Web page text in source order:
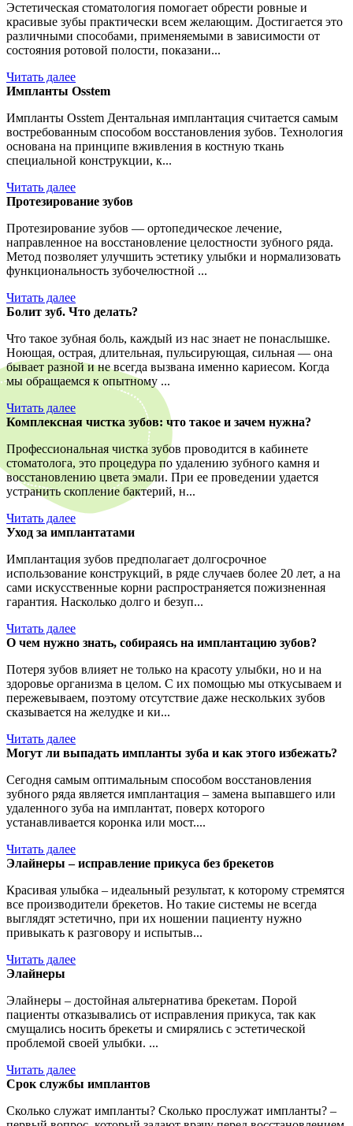
Эстетическая стоматология помогает обрести ровные и
красивые зубы практически всем желающим. Достигается это
различными способами, применяемыми в зависимости от
состояния ротовой полости, показани...
Читать далее
Импланты Osstem
Импланты Osstem Дентальная имплантация считается самым
востребованным способом восстановления зубов. Технология
основана на принципе вживления в костную ткань
специальной конструкции, к...
Читать далее
Протезирование зубов
Протезирование зубов — ортопедическое лечение,
направленное на восстановление целостности зубного ряда.
Метод позволяет улучшить эстетику улыбки и нормализовать
функциональность зубочелюстной ...
Читать далее
Болит зуб. Что делать?
Что такое зубная боль, каждый из нас знает не понаслышке.
Ноющая, острая, длительная, пульсирующая, сильная — она
бывает разной и не всегда вызвана именно кариесом. Когда
мы обращаемся к опытному ...
Читать далее
Комплексная чистка зубов: что такое и зачем нужна?
Профессиональная чистка зубов проводится в кабинете
стоматолога, это процедура по удалению зубного камня и
восстановлению цвета эмали. При ее проведении удается
устранить скопление бактерий, н...
Читать далее
Уход за имплантатами
Имплантация зубов предполагает долгосрочное
использование конструкций, в ряде случаев более 20 лет, а на
сами искусственные корни распространяется пожизненная
гарантия. Насколько долго и безуп...
Читать далее
О чем нужно знать, собираясь на имплантацию зубов?
Потеря зубов влияет не только на красоту улыбки, но и на
здоровье организма в целом. С их помощью мы откусываем и
пережевываем, поэтому отсутствие даже нескольких зубов
сказывается на желудке и ки...
Читать далее
Могут ли выпадать импланты зуба и как этого избежать?
Сегодня самым оптимальным способом восстановления
зубного ряда является имплантация – замена выпавшего или
удаленного зуба на имплантат, поверх которого
устанавливается коронка или мост....
Читать далее
Элайнеры – исправление прикуса без брекетов
Красивая улыбка – идеальный результат, к которому стремятся
все производители брекетов. Но такие системы не всегда
выглядят эстетично, при их ношении пациенту нужно
привыкать к разговору и испытыв...
Читать далее
Элайнеры
Элайнеры – достойная альтернатива брекетам. Порой
пациенты отказывались от исправления прикуса, так как
смущались носить брекеты и смирялись с эстетической
проблемой своей улыбки. ...
Читать далее
Срок службы имплантов
Сколько служат импланты? Сколько прослужат импланты? –